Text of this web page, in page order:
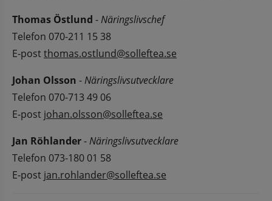
Thomas Östlund - Näringslivschef
Telefon 070-211 15 38
E-post thomas.ostlund@solleftea.se
Johan Olsson - Näringslivsutvecklare
Telefon 070-713 49 06
E-post johan.olsson@solleftea.se
Jan Röhlander - Näringslivsutvecklare
Telefon 073-180 01 58
E-post jan.rohlander@solleftea.se